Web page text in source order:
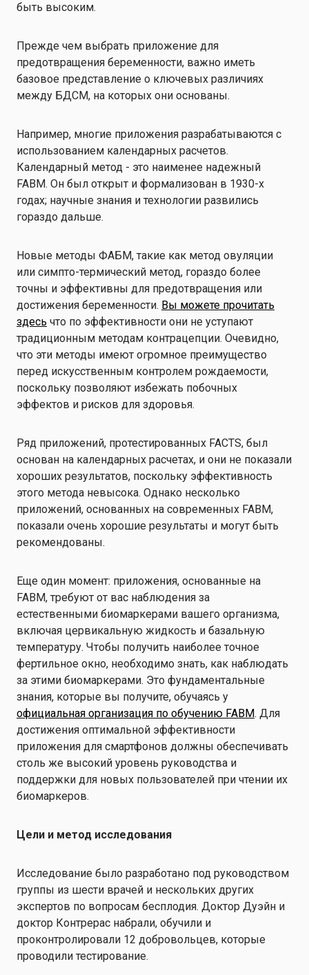
быть высоким.
Прежде чем выбрать приложение для
предотвращения беременности, важно иметь
базовое представление о ключевых различиях
между БДСМ, на которых они основаны.
Например, многие приложения разрабатываются с
использованием календарных расчетов.
Календарный метод - это наименее надежный
FABM. Он был открыт и формализован в 1930-х
годах; научные знания и технологии развились
гораздо дальше.
Новые методы ФАБМ, такие как метод овуляции
или симпто-термический метод, гораздо более
точны и эффективны для предотвращения или
достижения беременности. Вы можете прочитать
здесь что по эффективности они не уступают
традиционным методам контрацепции. Очевидно,
что эти методы имеют огромное преимущество
перед искусственным контролем рождаемости,
поскольку позволяют избежать побочных
эффектов и рисков для здоровья.
Ряд приложений, протестированных FACTS, был
основан на календарных расчетах, и они не показали
хороших результатов, поскольку эффективность
этого метода невысока. Однако несколько
приложений, основанных на современных FABM,
показали очень хорошие результаты и могут быть
рекомендованы.
Еще один момент: приложения, основанные на
FABM, требуют от вас наблюдения за
естественными биомаркерами вашего организма,
включая цервикальную жидкость и базальную
температуру. Чтобы получить наиболее точное
фертильное окно, необходимо знать, как наблюдать
за этими биомаркерами. Это фундаментальные
знания, которые вы получите, обучаясь у
официальная организация по обучению FABM. Для
достижения оптимальной эффективности
приложения для смартфонов должны обеспечивать
столь же высокий уровень руководства и
поддержки для новых пользователей при чтении их
биомаркеров.
Цели и метод исследования
Исследование было разработано под руководством
группы из шести врачей и нескольких других
экспертов по вопросам бесплодия. Доктор Дуэйн и
доктор Контрерас набрали, обучили и
проконтролировали 12 добровольцев, которые
проводили тестирование.